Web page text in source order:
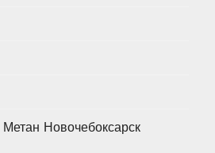
Новочебоксарск